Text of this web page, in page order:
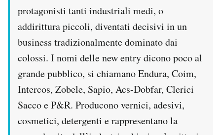
AREA PERSONALE
Newsletter
Notifiche mobile
Regala il Post
Hai bisogno di aiuto?
protagonisti tanti industriali medi, o
addirittura piccoli, diventati decisivi in un
business tradizionalmente dominato dai
colossi. I nomi delle new entry dicono poco al
grande pubblico, si chiamano Endura, Coim,
Intercos, Zobele, Sapio, Acs-Dobfar, Clerici
Sacco e P&R. Producono vernici, adesivi,
cosmetici, detergenti e rappresentano la